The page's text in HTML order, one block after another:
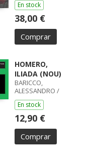
En stock
38,00 €
Comprar
HOMERO,
ILIADA (NOU)
BARICCO,
ALESSANDRO /
ALESSANDRO
BARICCO
En stock
12,90 €
Comprar